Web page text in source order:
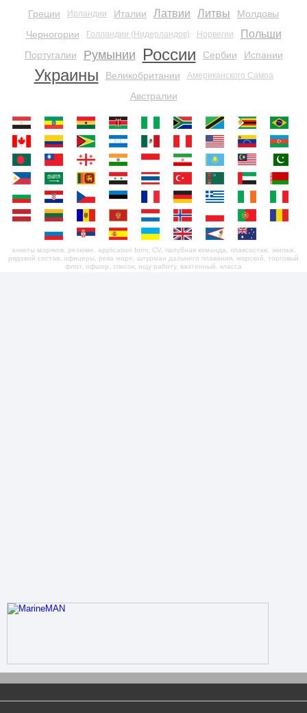
Греции
Ирландии Италии Латвии Литвы
Молдовы
Черногории
Голландии (Нидерландов) Норвегии Польши
Португалии Румынии России Сербии Испании
Украины Великобритании Американского Самоа
Австралии
анкеты моряков, резюме, application form, CV, палубная команда, плавсостав, экипаж,
рядовой состав, офицеры, река море, штурман дальнего плавания, морской, торговый
флот, офшор, список, ищу работу, вахтенный, класса